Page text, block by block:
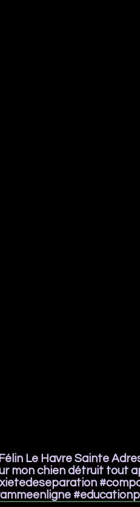
Le Havre Sainte
mon chien détruit tout